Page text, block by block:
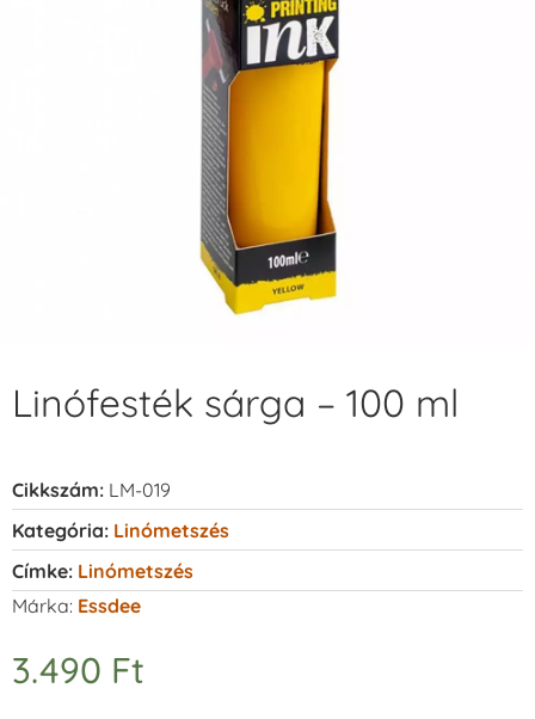
Linófesték sárga – 100 ml
Cikkszám: LM-019
Kategória: Linómetszés
Címke: Linómetszés
Márka: Essdee
3.490 Ft